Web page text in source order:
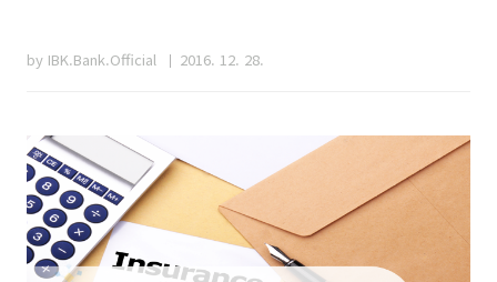
by IBK.Bank.Official 2016. 12. 28.